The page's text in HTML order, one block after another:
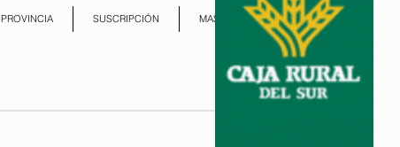
PROVINCIA SUSCRIPCIÓN MAS